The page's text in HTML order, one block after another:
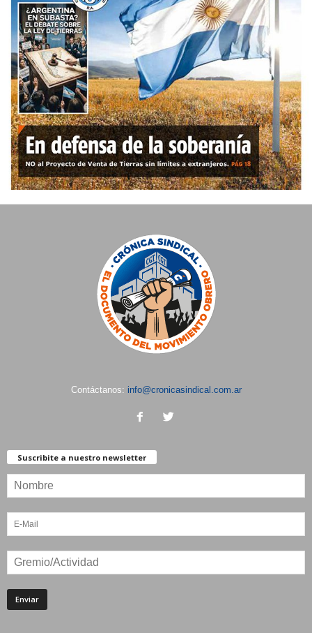
Contáctanos: info@cronicasindical.com.ar
Suscribite a nuestro newsletter